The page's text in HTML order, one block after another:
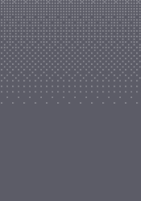
두두 이야기